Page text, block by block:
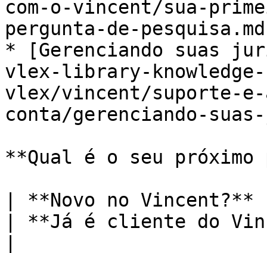
com-o-vincent/sua-
pergunta-de-
* [Gerenciando suas
vlex-library-
vlex/vincent/suporte-e-
conta/gerenciando-
**Qual é o seu próximo
| **Novo no Vincent?**
| **Já é cliente do